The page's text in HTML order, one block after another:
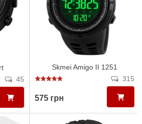
45
Skmei Amigo II 1251
315
575 грн